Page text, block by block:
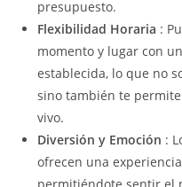
presupuesto.
Flexibilidad Horaria :
momento y lugar con
establecida, lo que no
sino también te
vivo.
Diversión y Emoción :
ofrecen una
permitiéndote sentir el